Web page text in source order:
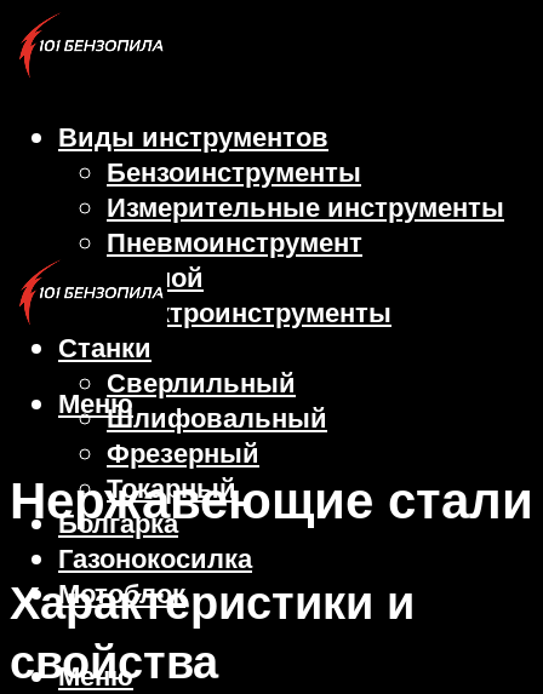
Виды инструментов
Бензоинструменты
Измерительные инструменты
Пневмоинструмент
Ручной
Электроинструменты
Станки
Сверлильный
Шлифовальный
Фрезерный
Токарный
Болгарка
Газонокосилка
Мотоблок
Меню
Меню
Нержавеющие стали
Характеристики и
свойства